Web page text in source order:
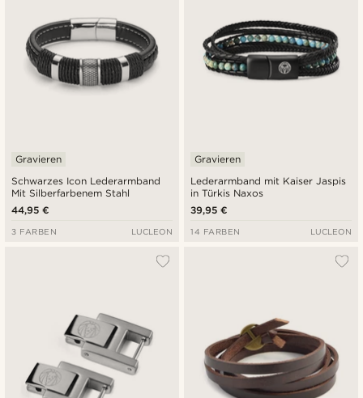
Schwarzes Icon Lederarmband
Mit Silberfarbenem Stahl
Gravieren
44,95 €
3 FARBEN LUCLEON
Lederarmband mit Kaiser Jaspis
in Türkis Naxos
Gravieren
39,95 €
14 FARBEN LUCLEON